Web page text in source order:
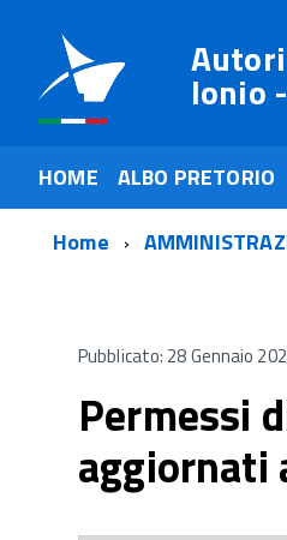
Ionio
HOME ALBO PRETORIO
Home
Pubblicato: 28 Gennaio
Permessi
aggiornati